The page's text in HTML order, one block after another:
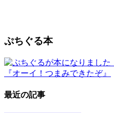
ぷちぐる本
『オーイ！つまみできたぞ』
最近の記事